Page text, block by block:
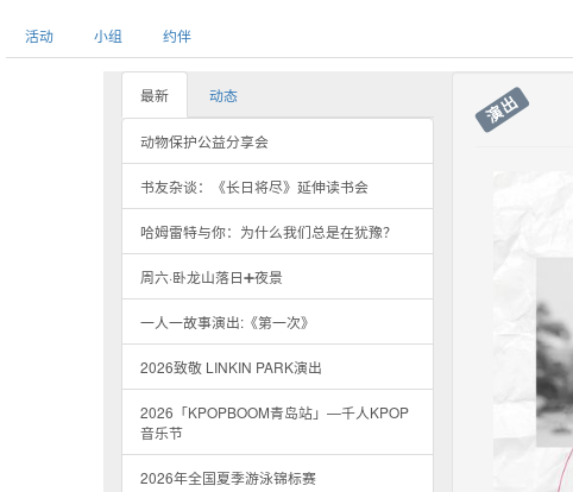
活动 小组 约伴
最新 动态
动物保护公益分享会
书友杂谈：《长日将尽》延伸读书会
哈姆雷特与你：为什么我们总是在犹豫？
周六·卧龙山落日➕夜景
一人一故事演出:《第一次》
2026致敬 LINKIN PARK演出
2026「KPOPBOOM青岛站」—千人KPOP
音乐节
2026年全国夏季游泳锦标赛
演出